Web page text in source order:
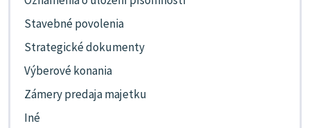
Stavebné povolenia
Strategické dokumenty
Výberové konania
Zámery predaja majetku
Iné